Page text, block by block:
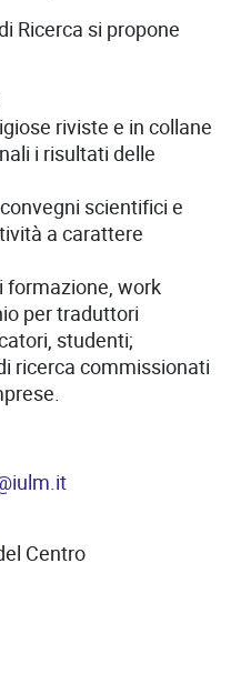
Ricerca si propone
riviste e in collane
i risultati delle
scientifici e
a carattere
formazione, work
per traduttori
studenti;
ricerca commissionati
Centro